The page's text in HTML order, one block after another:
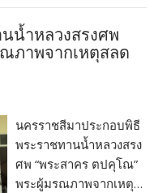
น้ำหลวงสรงศพ
ภาพจากเหตุสลด
นครราชสีมาประกอบพิธี
พระราชทานน้ำหลวงสรง
ศพ “พระสาคร ตปคุโณ”
พระผู้มรณภาพจากเหตุ…